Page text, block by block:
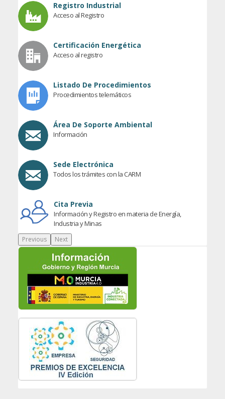
Registro Industrial
Acceso al Registro
Certificación Energética
Acceso al registro
Listado De Procedimientos
Procedimientos telemáticos
Área De Soporte Ambiental
Información
Sede Electrónica
Todos los trámites con la CARM
Cita Previa
Información y Registro en materia de Energía,
Industria y Minas
Previous Next